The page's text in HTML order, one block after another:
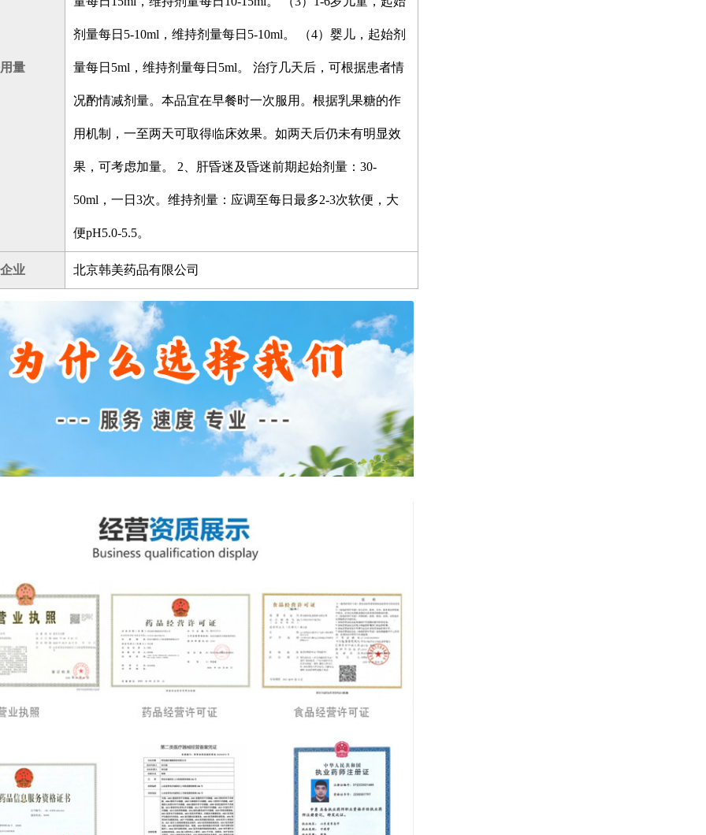
量
剂量每日5-10ml，维持剂量每日5-10ml。 （4）婴儿，起始剂
量每日5ml，维持剂量每日5ml。 治疗几天后，可根据患者情
况酌情减剂量。本品宜在早餐时一次服用。根据乳果糖的作
用机制，一至两天可取得临床效果。如两天后仍未有明显效
果，可考虑加量。 2、肝昏迷及昏迷前期起始剂量：30-
50ml，一日3次。维持剂量：应调至每日最多2-3次软便，大
便pH5.0-5.5。
业 北京韩美药品有限公司